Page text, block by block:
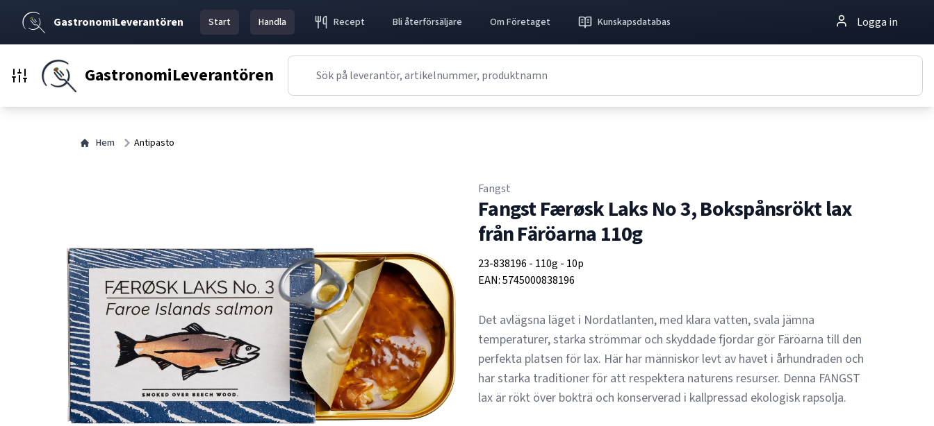
GastronomiLeverantören Start Handla Recept Bli återförsäljare Om Företaget Kunskapsdatabas Logga in
GastronomiLeverantören
Hem Antipasto
Fangst
Fangst Færøsk Laks No 3, Bokspånsrökt lax
från Färöarna 110g
23-838196 - 110g - 10p
EAN:5745000838196
Det avlägsna läget i Nordatlanten, med klara vatten, svala jämna
temperaturer, starka strömmar och skyddade fjordar gör Färöarna till den
perfekta platsen för lax. Här har människor levt av havet i århundraden och
har starka traditioner för att respektera naturens resurser. Denna FANGST
lax är rökt över bokträ och konserverad i kallpressad ekologisk rapsolja.